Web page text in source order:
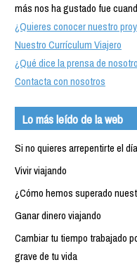
más nos ha gustado fue
¿Quieres conocer nuestro
Nuestro Currículum Viajero
¿Qué dice la prensa de
Contacta con nosotros
Lo más leído de la web
Si no quieres arrepentirte el
Vivir viajando
¿Cómo hemos superado
Ganar dinero viajando
Cambiar tu tiempo trabajado
grave de tu vida